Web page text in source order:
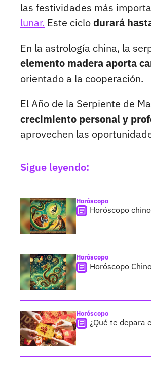
las festividades más
lunar. Este ciclodurará
En la astrología china, la
elemento madera aporta
orientado a la cooperación.
El Año de la Serpiente de
crecimiento personal y
aprovechen las
Sigue leyendo:
Horóscopo
Horóscopo
Horóscopo
Horóscopo
Horóscopo
¿Qué te depara